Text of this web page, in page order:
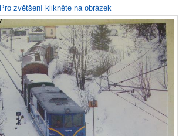
Pro zvětšení klikněte na obrázek